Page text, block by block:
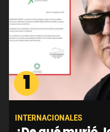
1
INTERNACIONALES